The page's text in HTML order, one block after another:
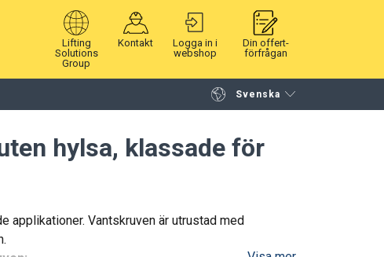
Lifting
Solutions
Group
Kontakt
Logga in i
webshop
Din offert-
förfrågan
Svenska
Fortsätt handla Gå till kassan
hylsa, klassade för
applikationer. Vantskruven är utrustad med